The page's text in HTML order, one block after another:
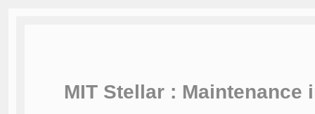
MIT Stellar : Maintenance